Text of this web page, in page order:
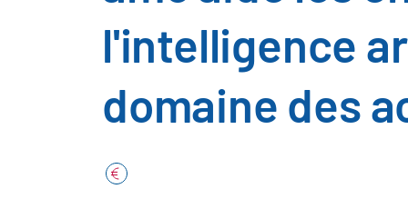
l'intelligence
domaine des
Automobile